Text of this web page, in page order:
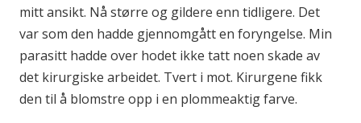
mitt ansikt. Nå større og gildere enn tidligere. Det
var som den hadde gjennomgått en foryngelse. Min
parasitt hadde over hodet ikke tatt noen skade av
det kirurgiske arbeidet. Tvert i mot. Kirurgene fikk
den til å blomstre opp i en plommeaktig farve.